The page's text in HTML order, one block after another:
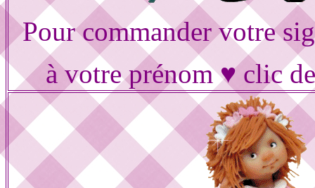
Pour commander votre
à votre prénom ♥ clic